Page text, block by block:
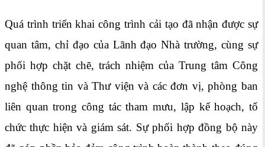
Quá trình triển khai công trình cải tạo đã nhận được sự
quan tâm, chỉ đạo của Lãnh đạo Nhà trường, cùng sự
phối hợp chặt chẽ, trách nhiệm của Trung tâm Công
nghệ thông tin và Thư viện và các đơn vị, phòng ban
liên quan trong công tác tham mưu, lập kế hoạch, tổ
chức thực hiện và giám sát. Sự phối hợp đồng bộ này